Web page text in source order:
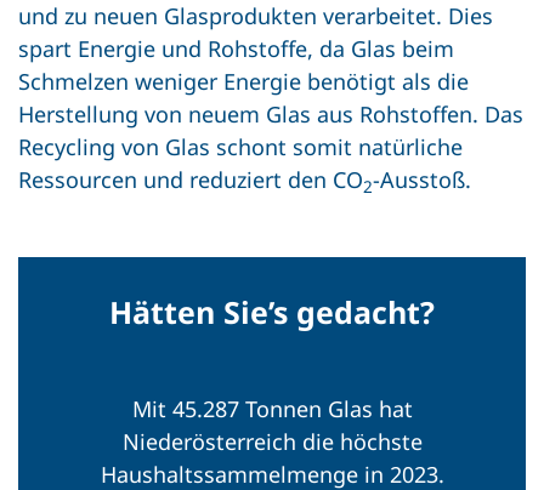
und zu neuen Glasprodukten verarbeitet. Dies
spart Energie und Rohstoffe, da Glas beim
Schmelzen weniger Energie benötigt als die
Herstellung von neuem Glas aus Rohstoffen. Das
Recycling von Glas schont somit natürliche
Ressourcen und reduziert den CO2-Ausstoß.
Hätten Sie’s gedacht?
Mit 45.287 Tonnen Glas hat
Niederösterreich die höchste
Haushaltssammelmenge in 2023.